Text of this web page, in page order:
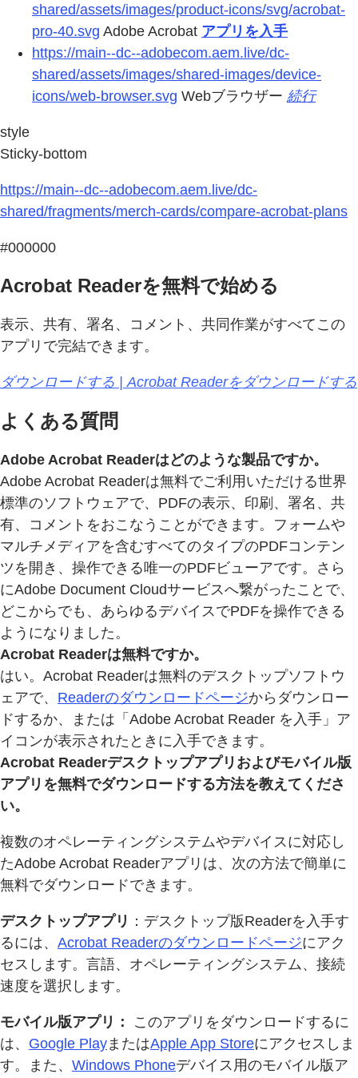
shared/assets/images/product-icons/svg/acrobat-
pro-40.svg Adobe Acrobat アプリを入手
https://main--dc--adobecom.aem.live/dc-
shared/assets/images/shared-images/device-
icons/web-browser.svg Webブラウザー 続行
style
Sticky-bottom
https://main--dc--adobecom.aem.live/dc-
shared/fragments/merch-cards/compare-acrobat-plans
#000000
Acrobat Readerを無料で始める
表示、共有、署名、コメント、共同作業がすべてこの
アプリで完結できます。
ダウンロードする | Acrobat Readerをダウンロードする
よくある質問
Adobe Acrobat Readerはどのような製品ですか。
Adobe Acrobat Readerは無料でご利用いただける世界
標準のソフトウェアで、PDFの表示、印刷、署名、共
有、コメントをおこなうことができます。フォームや
マルチメディアを含むすべてのタイプのPDFコンテン
ツを開き、操作できる唯一のPDFビューアです。さら
にAdobe Document Cloudサービスへ繋がったことで、
どこからでも、あらゆるデバイスでPDFを操作できる
ようになりました。
Acrobat Readerは無料ですか。
はい。Acrobat Readerは無料のデスクトップソフトウ
ェアで、 Readerのダウンロードページからダウンロー
ドするか、または「Adobe Acrobat Reader を入手」ア
イコンが表示されたときに入手できます。
Acrobat Readerデスクトップアプリおよびモバイル版
アプリを無料でダウンロードする方法を教えてくださ
い。
複数のオペレーティングシステムやデバイスに対応し
たAdobe Acrobat Readerアプリは、次の方法で簡単に
無料でダウンロードできます。
デスクトップアプリ ：デスクトップ版Readerを入手す
るには、 Acrobat Readerのダウンロードページにアク
セスします。言語、オペレーティングシステム、接続
速度を選択します。
モバイル版アプリ：
このアプリをダウンロードするに
は、 Google PlayまたはApple App Storeにアクセスしま
す。また、 Windows Phoneデバイス用のモバイル版ア